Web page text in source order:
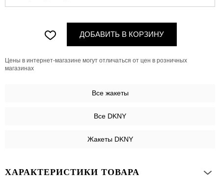
ДОБАВИТЬ В КОРЗИНУ
Цены в интернет-магазине могут отличаться от цен в розничных
магазинах
Все жакеты
Все DKNY
Жакеты DKNY
ХАРАКТЕРИСТИКИ ТОВАРА